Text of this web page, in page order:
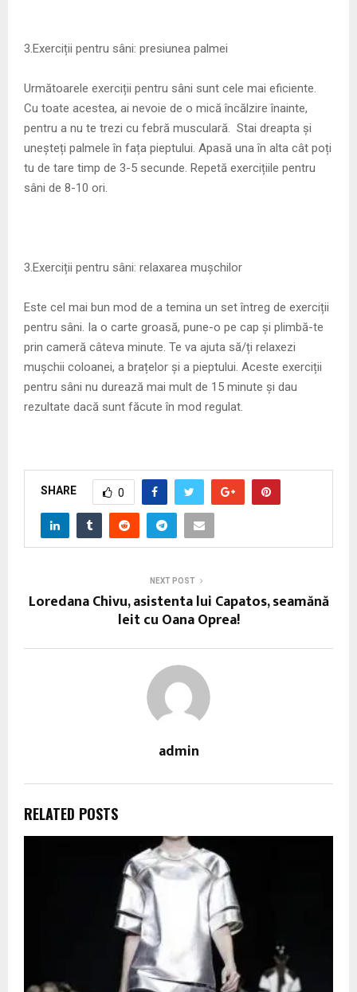
3.Exerciții pentru sâni: presiunea palmei
Următoarele exerciții pentru sâni sunt cele mai eficiente.
Cu toate acestea, ai nevoie de o mică încălzire înainte,
pentru a nu te trezi cu febră musculară. Stai dreapta și
uneșteți palmele în fața pieptului. Apasă una în alta cât poți
tu de tare timp de 3-5 secunde. Repetă exercițiile pentru
sâni de 8-10 ori.
3.Exerciții pentru sâni: relaxarea mușchilor
Este cel mai bun mod de a temina un set întreg de exerciții
pentru sâni. Ia o carte groasă, pune-o pe cap și plimbă-te
prin cameră câteva minute. Te va ajuta să/ți relaxezi
mușchii coloanei, a brațelor și a pieptului. Aceste exerciții
pentru sâni nu durează mai mult de 15 minute și dau
rezultate dacă sunt făcute în mod regulat.
SHARE 0
NEXT POST
Loredana Chivu, asistenta lui Capatos, seamănă
leit cu Oana Oprea!
admin
RELATED POSTS